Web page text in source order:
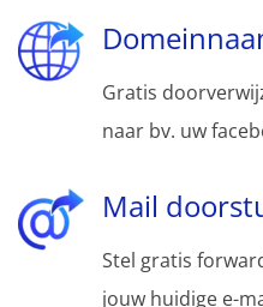
Gratis
naar bv. uw
Mail
Stel gratis
jouw huidige e-